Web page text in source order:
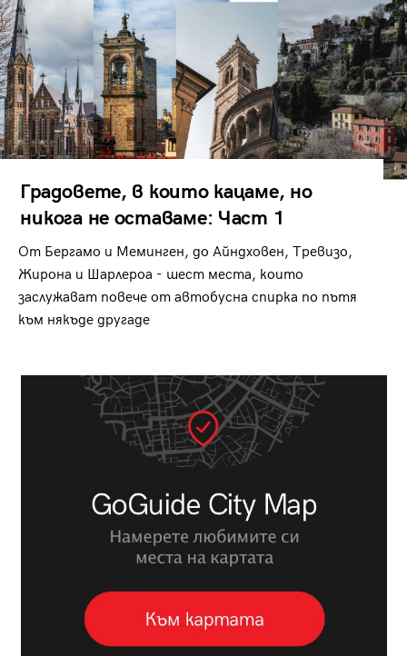
Градовете, в които кацаме, но
никога не оставаме: Част 1
От Бергамо и Меминген, до Айндховен, Тревизо,
Жирона и Шарлероа - шест места, които
заслужават повече от автобусна спирка по пътя
към някъде другаде